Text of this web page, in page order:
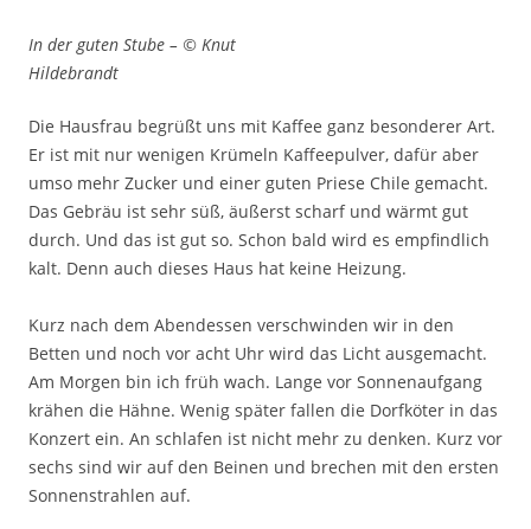
In der guten Stube – © Knut
Hildebrandt
Die Hausfrau begrüßt uns mit Kaffee ganz besonderer Art.
Er ist mit nur wenigen Krümeln Kaffeepulver, dafür aber
umso mehr Zucker und einer guten Priese Chile gemacht.
Das Gebräu ist sehr süß, äußerst scharf und wärmt gut
durch. Und das ist gut so. Schon bald wird es empfindlich
kalt. Denn auch dieses Haus hat keine Heizung.
Kurz nach dem Abendessen verschwinden wir in den
Betten und noch vor acht Uhr wird das Licht ausgemacht.
Am Morgen bin ich früh wach. Lange vor Sonnenaufgang
krähen die Hähne. Wenig später fallen die Dorfköter in das
Konzert ein. An schlafen ist nicht mehr zu denken. Kurz vor
sechs sind wir auf den Beinen und brechen mit den ersten
Sonnenstrahlen auf.